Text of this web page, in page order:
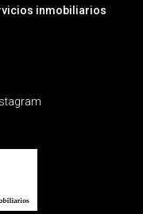
inmobiliarios